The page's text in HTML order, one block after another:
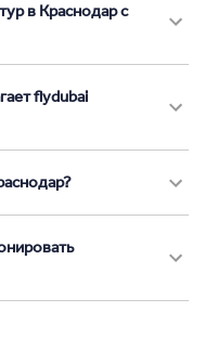
в Краснодар с
flydubai